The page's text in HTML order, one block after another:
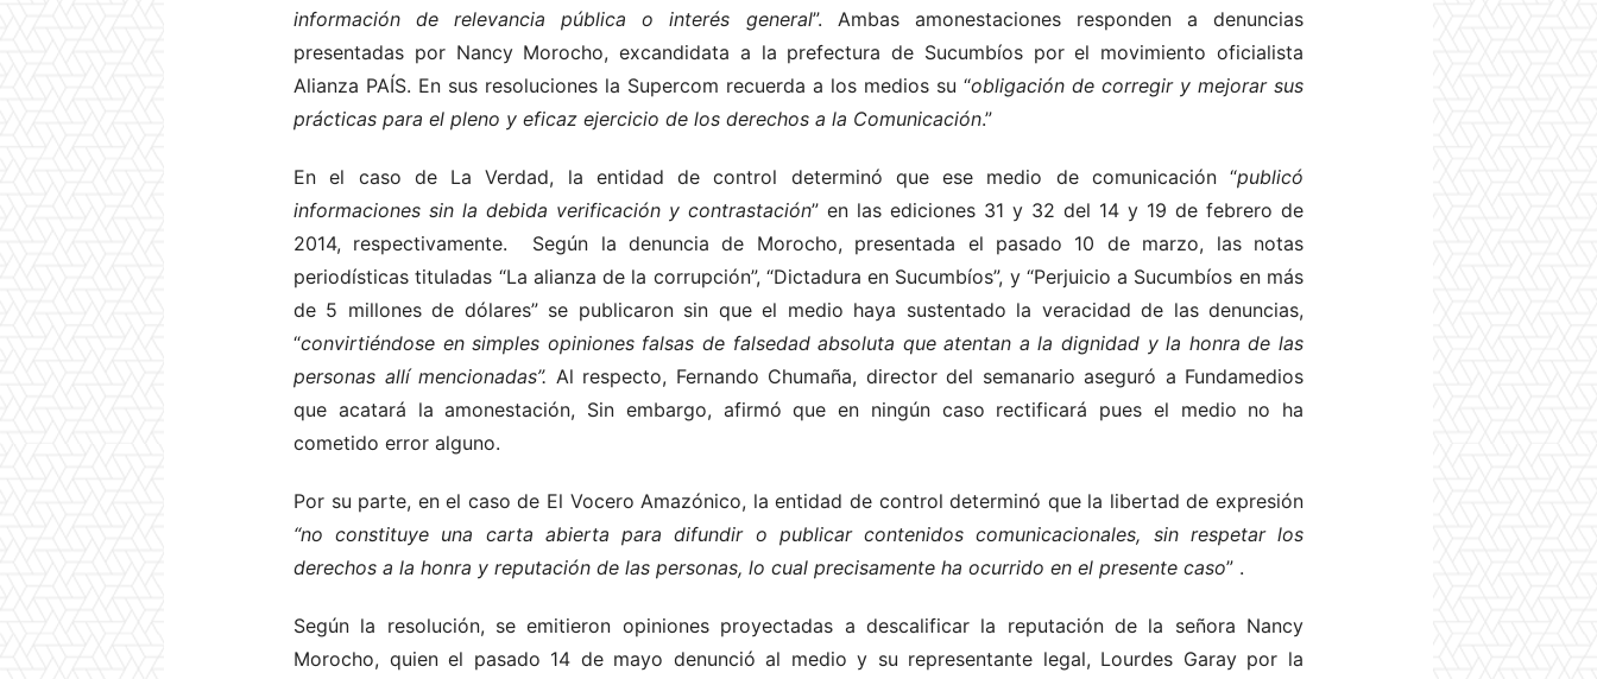
información de relevancia pública o interés general”. Ambas amonestaciones responden a denuncias
presentadas por Nancy Morocho, excandidata a la prefectura de Sucumbíos por el movimiento oficialista
Alianza PAÍS. En sus resoluciones la Supercom recuerda a los medios su “obligación de corregir y mejorar sus
prácticas para el pleno y eficaz ejercicio de los derechos a la Comunicación.”
En el caso de La Verdad, la entidad de control determinó que ese medio de comunicación “publicó
informaciones sin la debida verificación y contrastación” en las ediciones 31 y 32 del 14 y 19 de febrero de
2014, respectivamente. Según la denuncia de Morocho, presentada el pasado 10 de marzo, las notas
periodísticas tituladas “La alianza de la corrupción”, “Dictadura en Sucumbíos”, y “Perjuicio a Sucumbíos en más
de 5 millones de dólares” se publicaron sin que el medio haya sustentado la veracidad de las denuncias,
“convirtiéndose en simples opiniones falsas de falsedad absoluta que atentan a la dignidad y la honra de las
personas allí mencionadas”. Al respecto, Fernando Chumaña, director del semanario aseguró a Fundamedios
que acatará la amonestación, Sin embargo, afirmó que en ningún caso rectificará pues el medio no ha
cometido error alguno.
Por su parte, en el caso de El Vocero Amazónico, la entidad de control determinó que la libertad de expresión
“no constituye una carta abierta para difundir o publicar contenidos comunicacionales, sin respetar los
derechos a la honra y reputación de las personas, lo cual precisamente ha ocurrido en el presente caso” .
Según la resolución, se emitieron opiniones proyectadas a descalificar la reputación de la señora Nancy
Morocho, quien el pasado 14 de mayo denunció al medio y su representante legal, Lourdes Garay por la